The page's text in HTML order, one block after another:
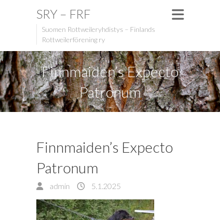
SRY – FRF
Suomen Rottweileryhdistys – Finlands
Rottweilerförening ry
Finnmaiden’s Expecto
Patronum
Finnmaiden’s Expecto
Patronum
admin 5.1.2025